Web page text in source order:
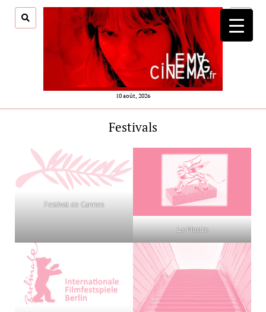
10 août, 2026
menu
Festivals
Festival de Cannes
La Mostra